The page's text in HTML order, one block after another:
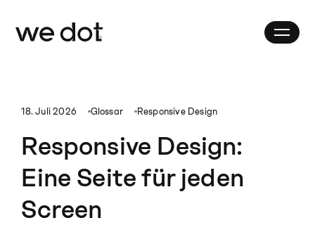
18. Juli 2026 Glossar Responsive Design
Responsive Design:
Eine Seite für jeden
Screen